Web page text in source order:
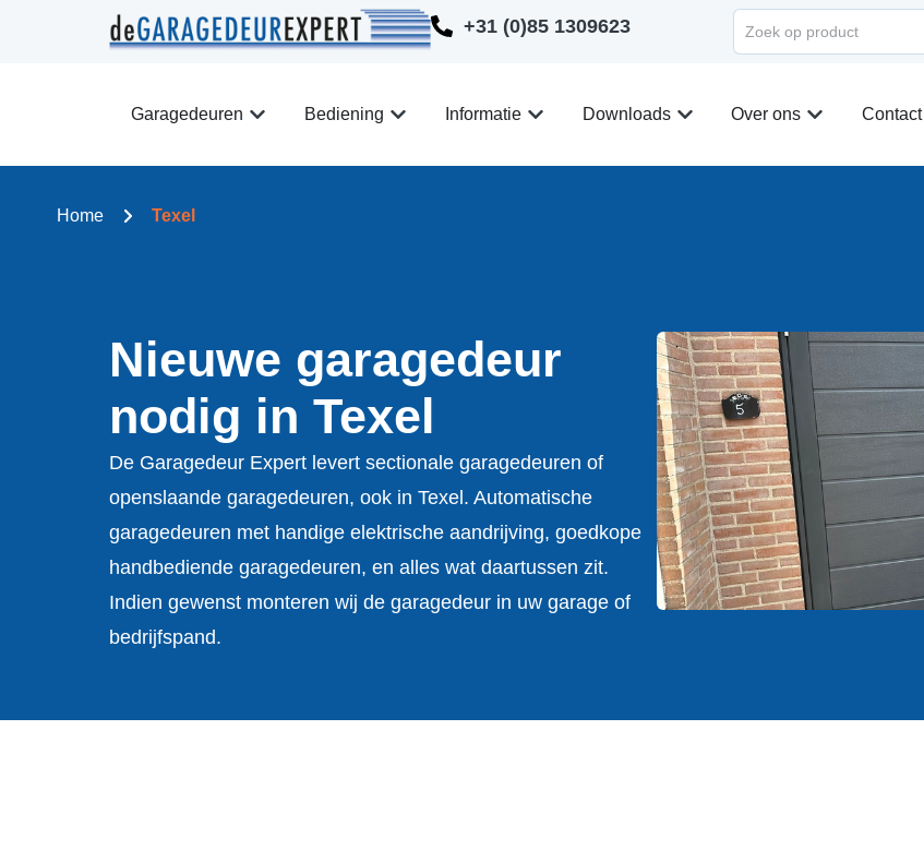
+31 (0)85 1309623
Garagedeuren Bediening Informatie Downloads Over ons Contact
Home Texel
Nieuwe garagedeur
nodig in Texel
De Garagedeur Expert levert sectionale garagedeuren of
openslaande garagedeuren, ook in Texel. Automatische
garagedeuren met handige elektrische aandrijving, goedkope
handbediende garagedeuren, en alles wat daartussen zit.
Indien gewenst monteren wij de garagedeur in uw garage of
bedrijfspand.